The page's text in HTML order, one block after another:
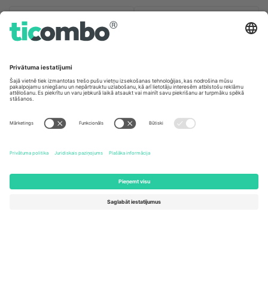
Biroji un atbalsts
Germany
Unter den Linden 24, 10117
Berlin, Germany
United Kingdom
Kingdom
United States
Newark, Delaware 19713, United
Switzerland
Engelberg, Switzerland